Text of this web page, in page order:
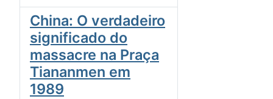
China: O verdadeiro
significado do
massacre na Praça
Tiananmen em
1989